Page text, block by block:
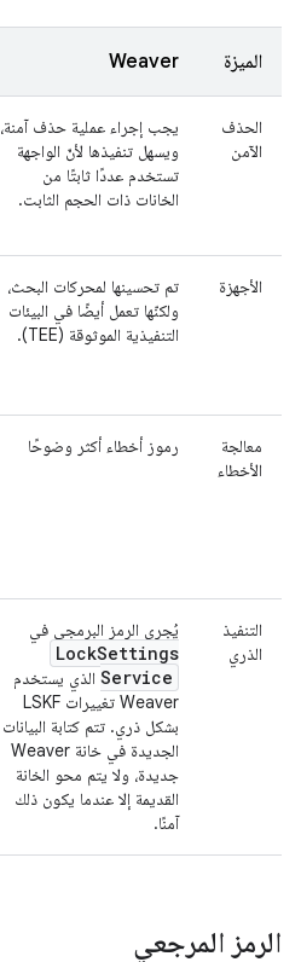
الميزة Weaver
الحذف
الآمن
يجب إجراء عملية حذف آمنة،
ويسهل تنفيذها لأنّ الواجهة
تستخدم عددًا ثابتًا من
الخانات ذات الحجم الثابت.
الأجهزة
تم تحسينها لمحركات البحث،
ولكنّها تعمل أيضًا في البيئات
التنفيذية الموثوقة (TEE).
معالجة
الأخطاء
رموز أخطاء أكثر وضوحًا
التنفيذ
الذري
يُجري الرمز البرمجي في
LockSettings
Service الذي يستخدم
Weaver تغييرات LSKF
بشكل ذري. تتم كتابة البيانات
الجديدة في خانة Weaver
جديدة، ولا يتم محو الخانة
القديمة إلا عندما يكون ذلك
آمنًا.
الرمز المرجعي